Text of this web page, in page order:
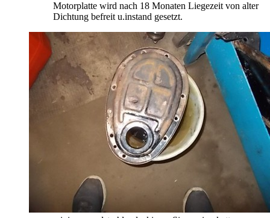
Motorplatte wird nach 18 Monaten Liegezeit von alter
Dichtung befreit u.instand gesetzt.